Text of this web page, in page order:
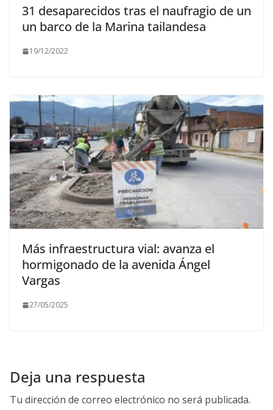
31 desaparecidos tras el naufragio de un
un barco de la Marina tailandesa
19/12/2022
Más infraestructura vial: avanza el
hormigonado de la avenida Ángel
Vargas
27/05/2025
Deja una respuesta
Tu dirección de correo electrónico no será publicada.